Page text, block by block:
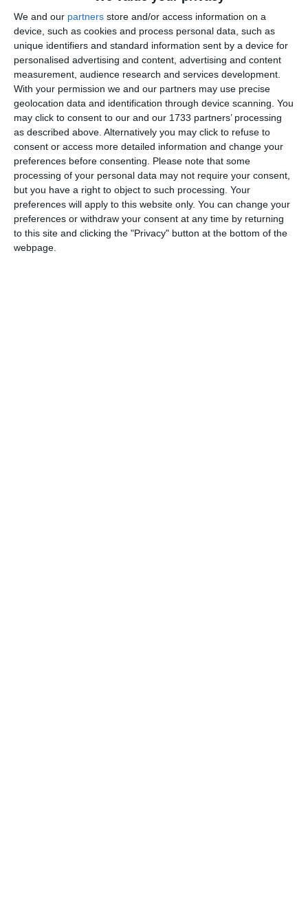
We and our partners store and/or access information on a
device, such as cookies and process personal data, such as
unique identifiers and standard information sent by a device for
personalised advertising and content, advertising and content
measurement, audience research and services development.
With your permission we and our partners may use precise
geolocation data and identification through device scanning. You
may click to consent to our and our 1733 partners’ processing
as described above. Alternatively you may click to refuse to
consent or access more detailed information and change your
preferences before consenting.
Please note that some
processing of your personal data may not require your consent,
but you have a right to object to such processing. Your
preferences will apply to this website only. You can change your
preferences or withdraw your consent at any time by returning
to this site and clicking the "Privacy" button at the bottom of the
webpage.
prin contract de donație.
La categoria Bunuri mobile, a căror valoare depăşeşte 3.000
de euro fiecare, şi bunuri imobile înstrăinate în ultimele 12
luni au fost declarate două apartamente, ambele înstrăinate
la data de 28.05.2024, contra sumelor de 165.000 de euro,
respectiv 60.000 de euro.
La active financiare, Teodor Niță a menționat un cont curent
la BRD GSG Sucursala Constanța deschis în anul 2019, cu
un sold de 963 euro.
La subcategoria Debite, ipoteci, garanţii emise în beneficiul
unui terţ, bunuri achiziţionate în sistem leasing şi alte
asemenea bunuri, dacă valoarea însumată a tuturor acestora
depăşeşte 5.000 de euro, acesta a declarat un împrumut de